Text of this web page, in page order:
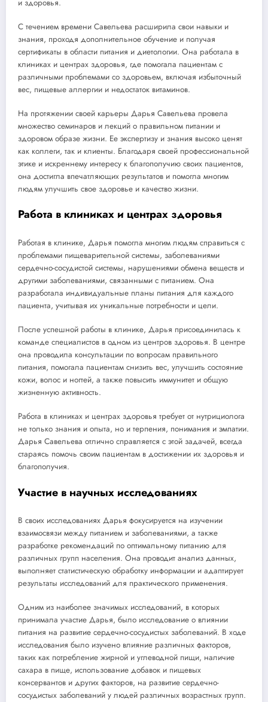
и здоровья.
С течением времени Савельева расширила свои навыки и
знания, проходя дополнительное обучение и получая
сертификаты в области питания и диетологии. Она работала в
клиниках и центрах здоровья, где помогала пациентам с
различными проблемами со здоровьем, включая избыточный
вес, пищевые аллергии и недостаток витаминов.
На протяжении своей карьеры Дарья Савельева провела
множество семинаров и лекций о правильном питании и
здоровом образе жизни. Ее экспертизу и знания высоко ценят
как коллеги, так и клиенты. Благодаря своей профессиональной
этике и искреннему интересу к благополучию своих пациентов,
она достигла впечатляющих результатов и помогла многим
людям улучшить свое здоровье и качество жизни.
Работа в клиниках и центрах здоровья
Работая в клинике, Дарья помогла многим людям справиться с
проблемами пищеварительной системы, заболеваниями
сердечно-сосудистой системы, нарушениями обмена веществ и
другими заболеваниями, связанными с питанием. Она
разработала индивидуальные планы питания для каждого
пациента, учитывая их уникальные потребности и цели.
После успешной работы в клинике, Дарья присоединилась к
команде специалистов в одном из центров здоровья. В центре
она проводила консультации по вопросам правильного
питания, помогала пациентам снизить вес, улучшить состояние
кожи, волос и ногтей, а также повысить иммунитет и общую
жизненную активность.
Работа в клиниках и центрах здоровья требует от нутрициолога
не только знания и опыта, но и терпения, понимания и эмпатии.
Дарья Савельева отлично справляется с этой задачей, всегда
стараясь помочь своим пациентам в достижении их здоровья и
благополучия.
Участие в научных исследованиях
В своих исследованиях Дарья фокусируется на изучении
взаимосвязи между питанием и заболеваниями, а также
разработке рекомендаций по оптимальному питанию для
различных групп населения. Она проводит анализ данных,
выполняет статистическую обработку информации и адаптирует
результаты исследований для практического применения.
Одним из наиболее значимых исследований, в которых
принимала участие Дарья, было исследование о влиянии
питания на развитие сердечно-сосудистых заболеваний. В ходе
исследования было изучено влияние различных факторов,
таких как потребление жирной и углеводной пищи, наличие
сахара в пище, использование добавок и пищевых
консервантов и других факторов, на развитие сердечно-
сосудистых заболеваний у людей различных возрастных групп.